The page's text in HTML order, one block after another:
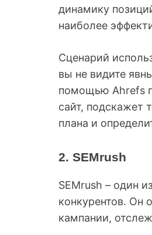
динамику
наиболее
Сценарий
вы не видите
помощью Ahrefs
сайт, подскажет
плана и
2. SEMrush
SEMrush – один
конкурентов. Он
кампании,